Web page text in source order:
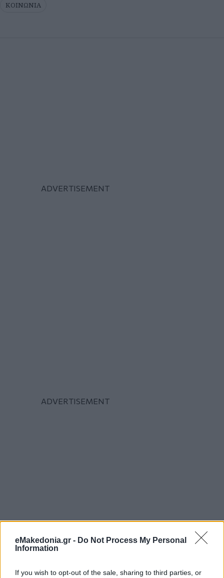
eMakedonia.gr - Do Not Process My Personal
Information
If you wish to opt-out of the sale, sharing to third parties, or
ΚΟΙΝΩΝΙΑ